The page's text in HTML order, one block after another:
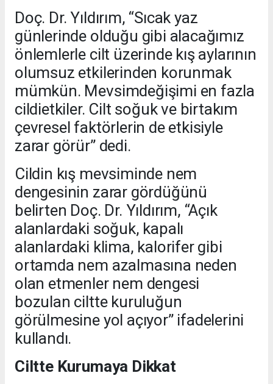
Doç. Dr. Yıldırım, “Sıcak yaz
günlerinde olduğu gibi alacağımız
önlemlerle cilt üzerinde kış aylarının
olumsuz etkilerinden korunmak
mümkün. Mevsimdeğişimi en fazla
cildietkiler. Cilt soğuk ve birtakım
çevresel faktörlerin de etkisiyle
zarar görür” dedi.
Cildin kış mevsiminde nem
dengesinin zarar gördüğünü
belirten Doç. Dr. Yıldırım, “Açık
alanlardaki soğuk, kapalı
alanlardaki klima, kalorifer gibi
ortamda nem azalmasına neden
olan etmenler nem dengesi
bozulan ciltte kuruluğun
görülmesine yol açıyor” ifadelerini
kullandı.
Ciltte Kurumaya Dikkat